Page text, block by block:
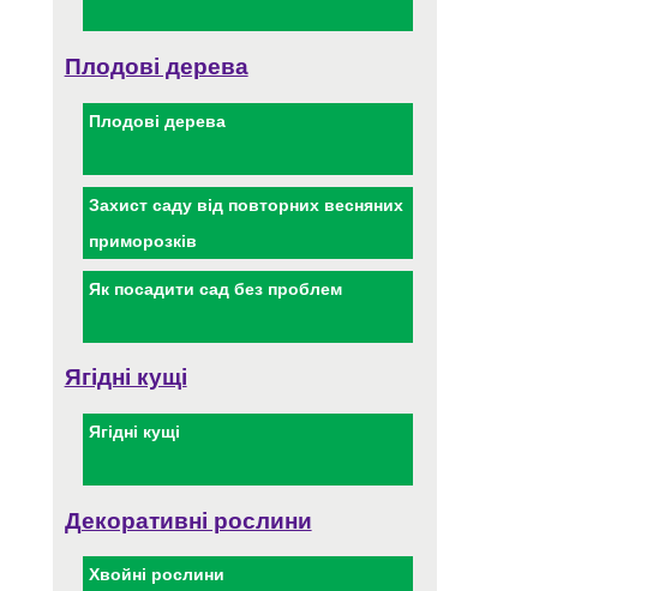
Плодові дерева
Плодові дерева
Захист саду від повторних весняних
приморозків
Як посадити сад без проблем
Ягідні кущі
Ягідні кущі
Декоративні рослини
Хвойні рослини